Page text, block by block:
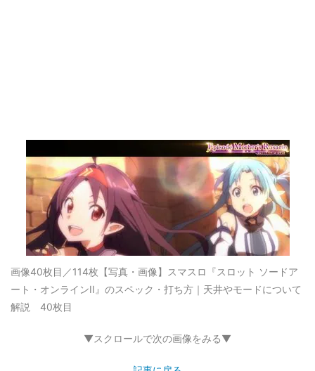
画像40枚目／114枚 【写真・画像】スマスロ『スロット ソードア
ート・オンラインII』のスペック・打ち方｜天井やモードについて
解説 40枚目
▼スクロールで次の画像をみる▼